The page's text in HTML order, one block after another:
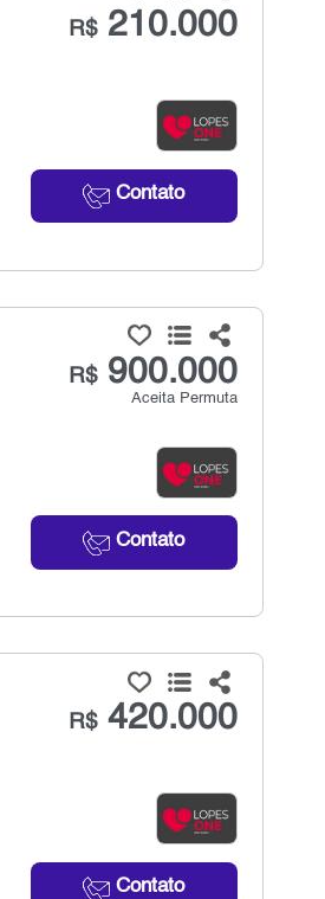
R$210.000
Contato
R$900.000
Aceita Permuta
Contato
R$420.000
Contato